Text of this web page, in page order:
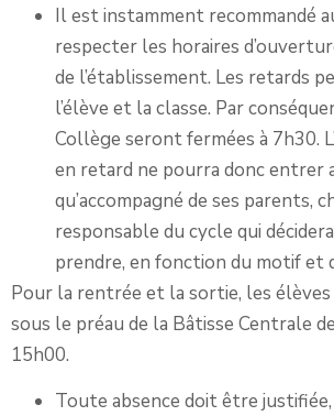
Il est instamment recommandé
respecter les horaires
de l’établissement. Les retards
l’élève et la classe. Par
Collège seront fermées à 7h30.
en retard ne pourra donc entrer
qu’accompagné de ses parents,
responsable du cycle qui
prendre, en fonction du motif et
Pour la rentrée et la sortie, les
sous le préau de la Bâtisse Centrale
15h00.
Toute absence doit être